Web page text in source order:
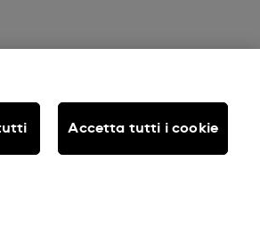
Accetta tutti i cookie